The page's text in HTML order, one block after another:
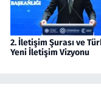
2. İletişim Şurası ve
Yeni İletişim Vizyonu